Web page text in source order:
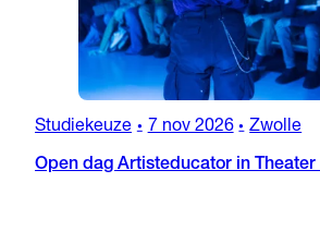
Studiekeuze • 7 nov 2026 • Zwolle
Open dag Artisteducator in